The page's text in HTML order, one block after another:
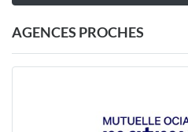
AGENCES PROCHES